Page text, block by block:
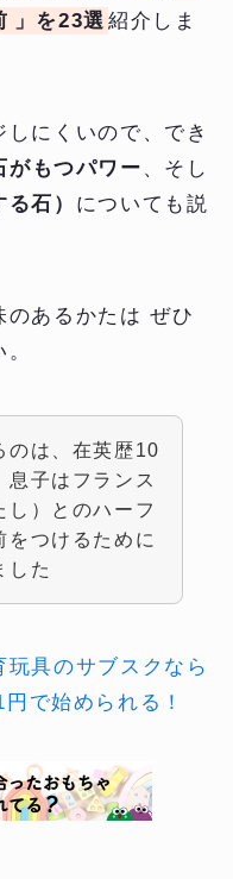
」を23選 紹介しま
にくいので、でき
がもつパワー 、そし
石） についても説
のあるかたは ぜひ
のは、在英歴10
息子はフランス
し）とのハーフ
をつけるために
した
具のサブスクなら
で始められる！